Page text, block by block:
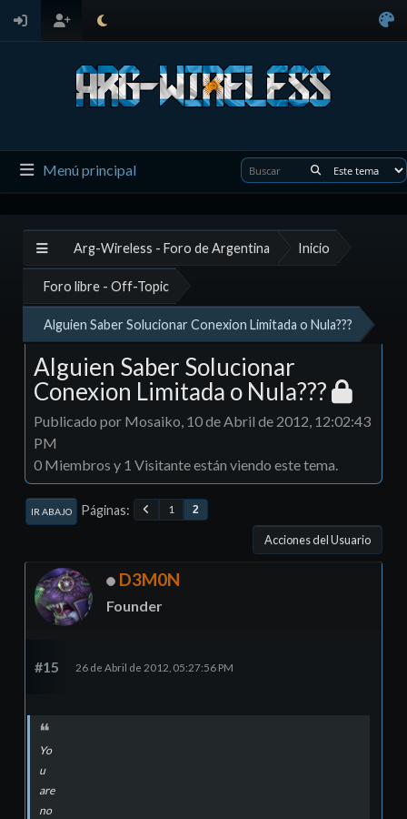
Menú principal
Arg-Wireless - Foro de Argentina Inicio
Foro libre - Off-Topic
Alguien Saber Solucionar Conexion Limitada o Nula???
Alguien Saber Solucionar
Conexion Limitada o Nula???
Publicado por Mosaiko, 10 de Abril de 2012, 12:02:43
PM
0 Miembros y 1 Visitante están viendo este tema.
IR ABAJO Páginas 1 2
Acciones del Usuario
D3M0N
Founder
#15 26 de Abril de 2012, 05:27:56 PM
Yo
u
are
no